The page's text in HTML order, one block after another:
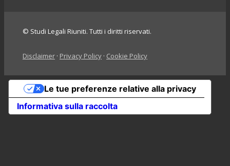
© Studi Legali Riuniti. Tutti i diritti riservati.
Disclaimer · Privacy Policy · Cookie Policy
Informativa sulla raccolta
Le tue preferenze relative alla privacy